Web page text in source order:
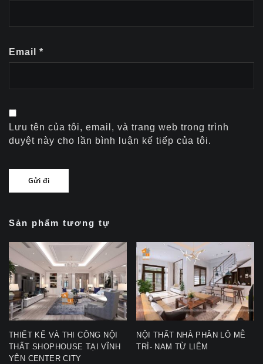
Email *
Lưu tên của tôi, email, và trang web trong trình
duyệt này cho lần bình luận kế tiếp của tôi.
Sản phẩm tương tự
THIẾT KẾ VÀ THI CÔNG NỘI
THẤT SHOPHOUSE TẠI VĨNH
YÊN CENTER CITY
NỘI THẤT NHÀ PHÂN LÔ MỄ
TRÌ- NAM TỪ LIÊM